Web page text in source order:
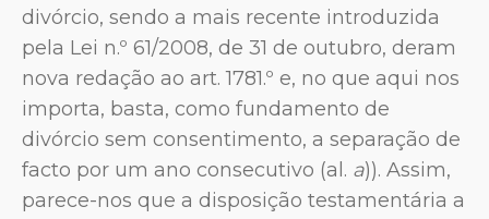
divórcio, sendo a mais recente introduzida
pela Lei n.º 61/2008, de 31 de outubro, deram
nova redação ao art. 1781.º e, no que aqui nos
importa, basta, como fundamento de
divórcio sem consentimento, a separação de
facto por um ano consecutivo (al. a)). Assim,
parece-nos que a disposição testamentária a